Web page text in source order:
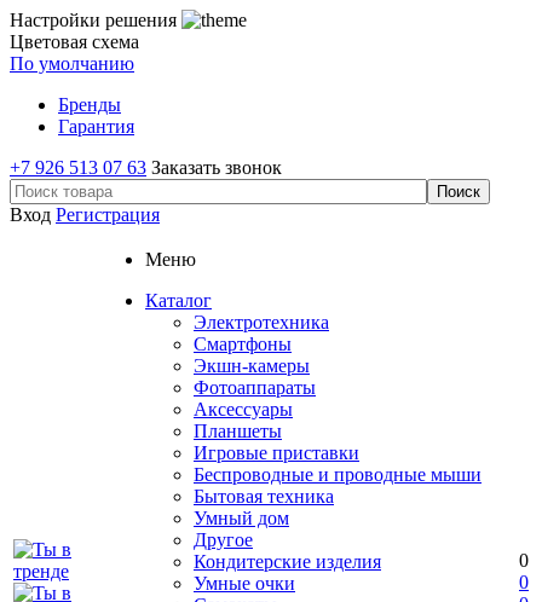
Настройки решения
Цветовая схема
По умолчанию
Бренды
Гарантия
+7 926 513 07 63 Заказать звонок
Вход Регистрация
Меню
Каталог
Электротехника
Смартфоны
Экшн-камеры
Фотоаппараты
Аксессуары
Планшеты
Игровые приставки
Беспроводные и проводные мыши
Бытовая техника
Умный дом
Другое
Кондитерские изделия
Умные очки
0
0